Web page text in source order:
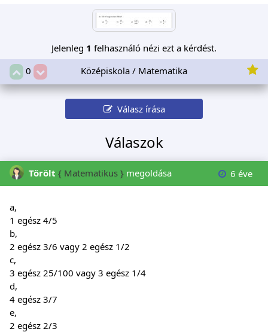
Jelenleg 1 felhasználó nézi ezt a kérdést.
0
Középiskola / Matematika
Válasz írása
Válaszok
Törölt { Matematikus } megoldása 6 éve
a,
1 egész 4/5
b,
2 egész 3/6 vagy 2 egész 1/2
c,
3 egész 25/100 vagy 3 egész 1/4
d,
4 egész 3/7
e,
2 egész 2/3